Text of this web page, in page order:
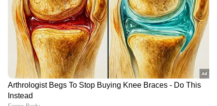
Image Credit :Ndtv
വായ വരണ്ട് പോവുക
വെള്ളം കുടിച്ചതിന് ശേഷവും വായയും
ചുണ്ടുകളും വരണ്ട് പോകുന്നത്
നിർജ്ജലീകരണത്തിന്റെ മറ്റൊരു ലക്ഷണമാണ്.
ഇത് അവഗണിക്കരുത്.